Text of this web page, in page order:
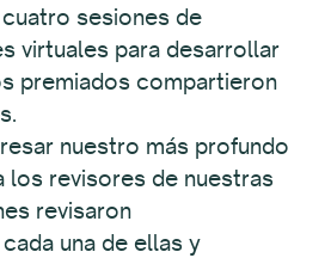
cuatro sesiones de
virtuales para desarrollar
premiados compartieron
nuestro más profundo
los revisores de nuestras
revisaron
una de ellas y